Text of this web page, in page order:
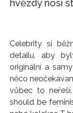
hvězdy nosí
Celebrity si
detailu, aby
originální a
něco
vůbec to
should be